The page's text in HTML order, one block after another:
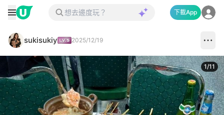
下載App
sukisukiy 2025/12/19
1/11